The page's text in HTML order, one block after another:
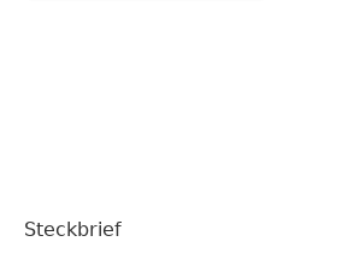
Steckbrief